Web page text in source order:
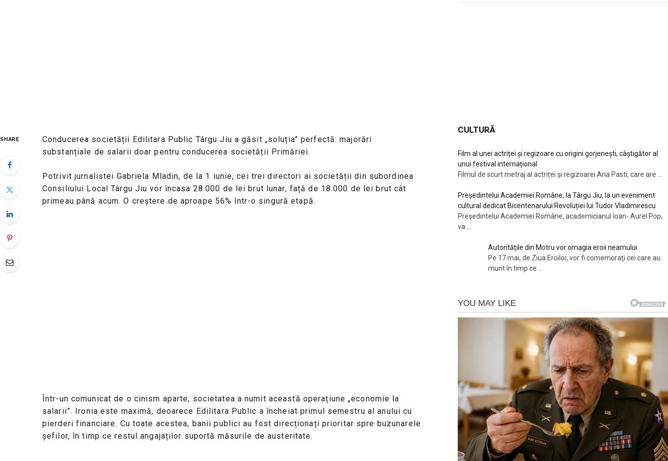
SHARE
Conducerea societății Edilitara Public Târgu Jiu a găsit „soluția” perfectă: majorări
substanțiale de salarii doar pentru conducerea societății Primăriei.
Potrivit jurnalistei Gabriela Mladin, de la 1 iunie, cei trei directori ai societății din subordinea
Consiliului Local Târgu Jiu vor încasa 28.000 de lei brut lunar, față de 18.000 de lei brut cât
primeau până acum. O creștere de aproape 56% într-o singură etapă.
Într-un comunicat de o cinism aparte, societatea a numit această operațiune „economie la
salarii”. Ironia este maximă, deoarece Edilitara Public a încheiat primul semestru al anului cu
pierderi financiare. Cu toate acestea, banii publici au fost direcționați prioritar spre buzunarele
șefilor, în timp ce restul angajaților suportă măsurile de austeritate.
CULTURĂ
Film al unei actriței și regizoare cu origini gorjenești, câștigător al
unui festival internațional
Filmul de scurt metraj al actriței și regizoarei Ana Pasti, care are
Președintelui Academiei Române, la Târgu Jiu, la un eveniment
cultural dedicat Bicentenarului Revoluției lui Tudor Vladimirescu
Președintelui Academiei Române, academicianul Ioan- Aurel Pop,
va
Autoritățile din Motru vor omagia eroii neamului
Pe 17 mai, de Ziua Eroilor, vor fi comemoraţi cei care au
murit în timp ce